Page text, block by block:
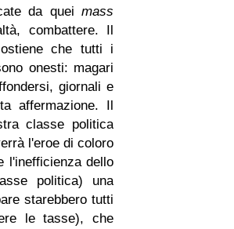
da quei mass
combattere. Il
che tutti i
onesti: magari
giornali e
affermazione. Il
classe politica
l'eroe di coloro
l'inefficienza dello
politica) una
starebbero tutti
le tasse), che